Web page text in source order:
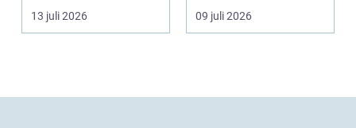
mjukt, elastiskt och
formb...
13 juli 2026
strukturerad och
personlig vä...
09 juli 2026